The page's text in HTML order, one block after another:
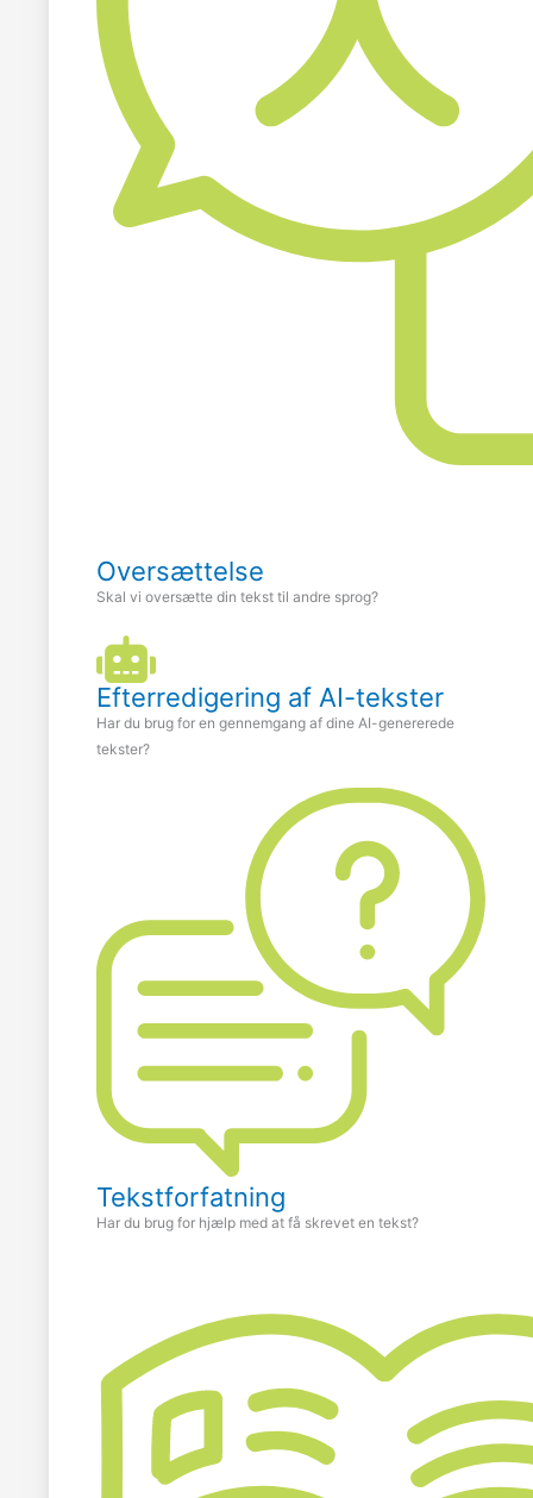
Oversættelse
Skal vi oversætte din tekst til andre sprog?
Efterredigering af AI-tekster
Har du brug for en gennemgang af dine AI-genererede
tekster?
Tekstforfatning
Har du brug for hjælp med at få skrevet en tekst?